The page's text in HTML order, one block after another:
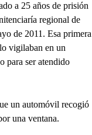
a 25 años de prisión
regional de
de 2011. Esa primera
vigilaban en un
para ser atendido
un automóvil recogió
una ventana.